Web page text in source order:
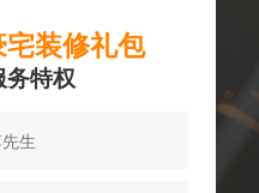
装修礼包
务特权